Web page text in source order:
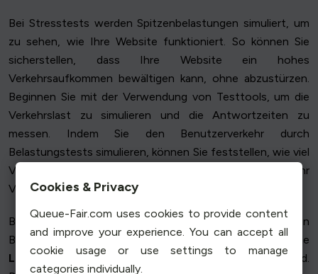
Bei Stresstests werden Spitzenbelastungen simuliert, um
zu sehen, wie Ihre Website funktioniert. So können Sie
sicherstellen, dass Ihre Website ein hohes
Verkehrsaufkommen bewältigen kann, ohne abzustürzen.
Beginnen Sie mit der Verwendung von Testtools, um die
Verkehrslast zu simulieren und die Antwortzeiten zu
messen. Indem Sie den Benutzerverkehr durch
Belastungstests simulieren, können Sie feststellen, wie viel
Verkehr Ihre Website bewältigen kann, und sich auf mehr
Verkehr zu Spitzenzeiten vorbereiten.
Beobachten Sie, wie Ihre Website unter diesen
Bedingungen funktioniert. Achten Sie auf auftretende
Leistungsengpässe
und beheben Sie diese umgehend.
Cookies & Privacy
Queue-Fair.com uses cookies to provide content
and improve your experience. You can accept all
cookie usage or use settings to manage
categories individually.